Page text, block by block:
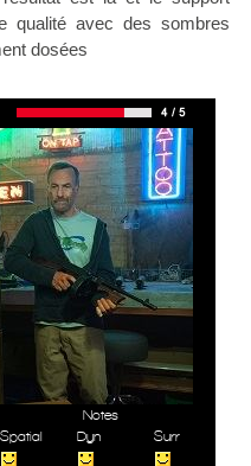
qualité avec des sombres
dosées
Notes
Spatial Dyn
Surr